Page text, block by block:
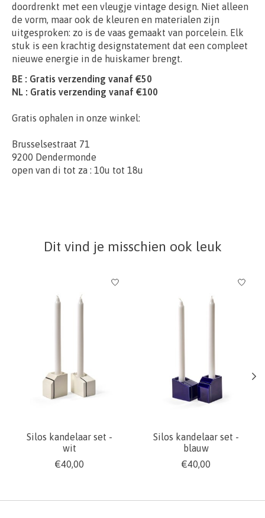
doordrenkt met een vleugje vintage design. Niet alleen
de vorm, maar ook de kleuren en materialen zijn
uitgesproken: zo is de vaas gemaakt van porcelein. Elk
stuk is een krachtig designstatement dat een compleet
nieuwe energie in de huiskamer brengt.
BE : Gratis verzending vanaf €50
NL : Gratis verzending vanaf €100
Gratis ophalen in onze winkel:
Brusselsestraat 71
9200 Dendermonde
open van di tot za : 10u tot 18u
Dit vind je misschien ook leuk
Items van productcarrousel
Silos kandelaar set -
wit
€40,00
Silos kandelaar set -
blauw
€40,00